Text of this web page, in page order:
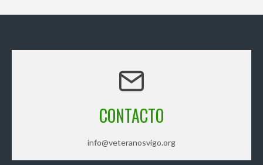
CONTACTO
info@veteranosvigo.org